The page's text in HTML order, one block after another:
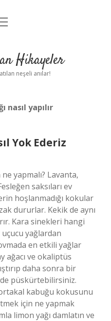
UyarıHikayeler
neşeli anılar!
nasıl yapılır
Yok Ederiz
yapmalı? Lavanta,
saksıları ev
hoşlanmadığı kokular
dururlar. Kekik de aynı
Kara sinekleri hangi
uçucu yağlardan
en etkili yağlar
ağacı ve okaliptüs
daha sonra bir
püskürtebilirsiniz.
kabuğu kokusunu
için ne yapmak
limon yağı damlatın ve